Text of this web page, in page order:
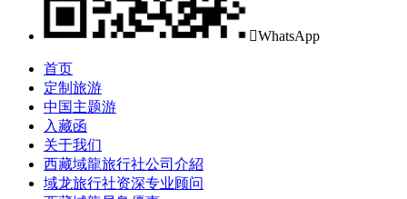
WhatsApp
首页
定制旅游
中国主题游
入藏函
关于我们
西藏域龍旅行社公司介紹
域龙旅行社资深专业顾问